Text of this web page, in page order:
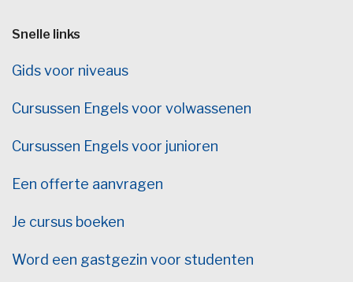
Snelle links
Gids voor niveaus
Cursussen Engels voor volwassenen
Cursussen Engels voor junioren
Een offerte aanvragen
Je cursus boeken
Word een gastgezin voor studenten